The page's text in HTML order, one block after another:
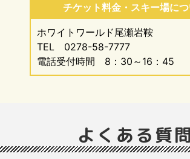
チケット料金・スキー場に
ホワイトワールド尾瀬岩鞍
TEL 0278-58-7777
電話受付時間 8：30～16：45
よくある質問